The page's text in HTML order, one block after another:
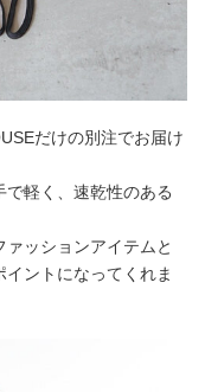
だけの別注でお届け
で軽く、速乾性のある
ァッションアイテムと
ントになってくれま